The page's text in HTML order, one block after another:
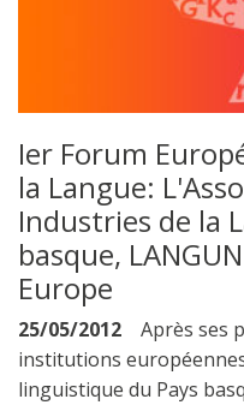
Ier Forum
la Langue:
Industries de la
basque,
Europe
25/05/2012
Après ses
institutions
linguistique du Pays